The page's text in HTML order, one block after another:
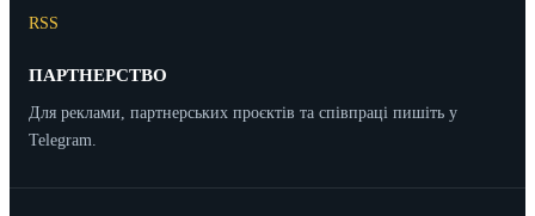
RSS
ПАРТНЕРСТВО
Для реклами, партнерських проєктів та співпраці пишіть у
Telegram.